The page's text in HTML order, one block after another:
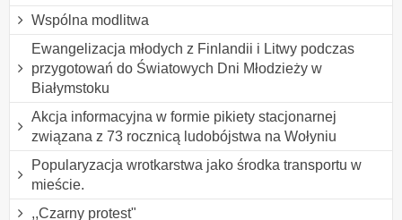
Wspólna modlitwa
Ewangelizacja młodych z Finlandii i Litwy podczas
przygotowań do Światowych Dni Młodzieży w
Białymstoku
Akcja informacyjna w formie pikiety stacjonarnej
związana z 73 rocznicą ludobójstwa na Wołyniu
Popularyzacja wrotkarstwa jako środka transportu w
mieście.
,,Czarny protest"